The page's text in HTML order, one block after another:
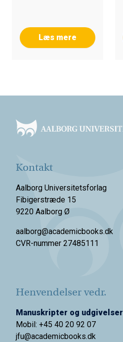
Læs mere
Kontakt
Aalborg Universitetsforlag
Fibigerstræde 15
9220 Aalborg Ø
aalborg@academicbooks.dk
CVR-nummer 27485111
Henvendelser vedr.
Manuskripter og udgivelser
Mobil: +45 40 20 92 07
jfu@academicbooks.dk